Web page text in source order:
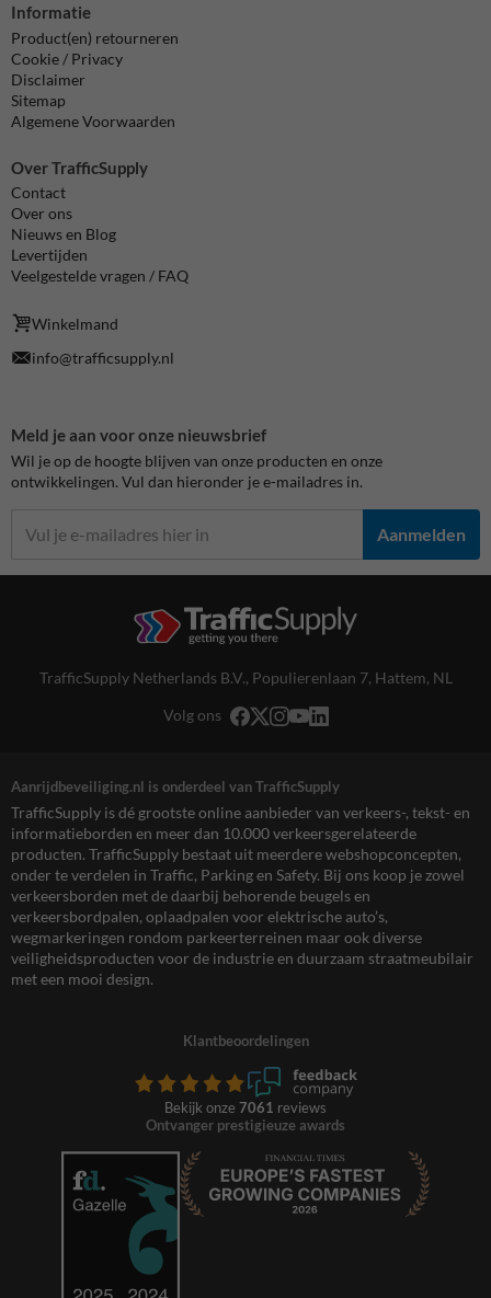
Informatie
Product(en) retourneren
Cookie / Privacy
Disclaimer
Sitemap
Algemene Voorwaarden
Over TrafficSupply
Contact
Over ons
Nieuws en Blog
Levertijden
Veelgestelde vragen / FAQ
Winkelmand
info@trafficsupply.nl
Meld je aan voor onze nieuwsbrief
Wil je op de hoogte blijven van onze producten en onze
ontwikkelingen. Vul dan hieronder je e-mailadres in.
Aanmelden
TrafficSupply Netherlands B.V., Populierenlaan 7, Hattem, NL
Volg ons
Aanrijdbeveiliging.nl is onderdeel van TrafficSupply
TrafficSupply is dé grootste online aanbieder van verkeers-, tekst- en
informatieborden en meer dan 10.000 verkeersgerelateerde
producten. TrafficSupply bestaat uit meerdere webshopconcepten,
onder te verdelen in Traffic, Parking en Safety. Bij ons koop je zowel
verkeersborden met de daarbij behorende beugels en
verkeersbordpalen, oplaadpalen voor elektrische auto’s,
wegmarkeringen rondom parkeerterreinen maar ook diverse
veiligheidsproducten voor de industrie en duurzaam straatmeubilair
met een mooi design.
Klantbeoordelingen
Bekijk onze 7061 reviews
Ontvanger prestigieuze awards